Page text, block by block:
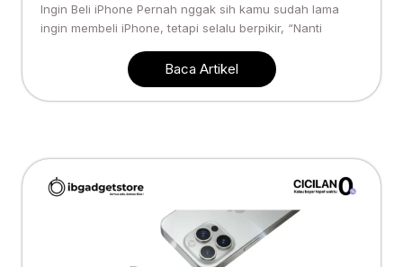
Ingin Beli iPhone Pernah nggak sih kamu sudah lama
ingin membeli iPhone, tetapi selalu berpikir, “Nanti
Baca Artikel